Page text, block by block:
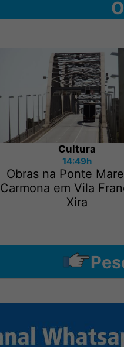
Cultura
14:49h
Obras na Ponte
Carmona em Vila
Xira